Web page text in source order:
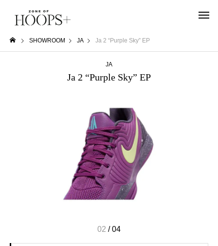
SHOWROOM JA Ja 2 “Purple Sky” EP
JA
Ja 2 “Purple Sky” EP
02 /04